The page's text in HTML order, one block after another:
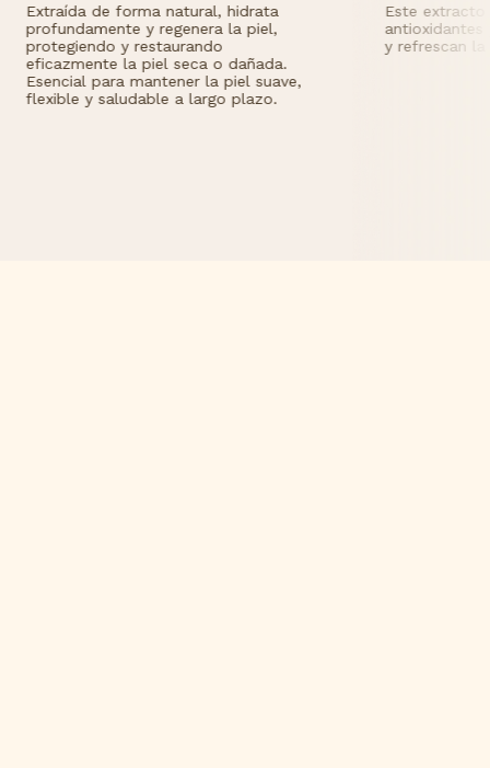
hidrata
la piel,
o dañada.
la piel suave,
largo plazo.
Este extracto ecológico es rico en
antioxidantes y vitaminas que nutren
y refrescan la piel.